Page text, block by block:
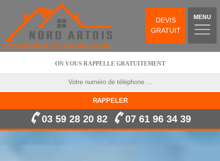
DEVIS
GRATUIT
MENU
ON VOUS RAPPELLE GRATUITEMENT
03 59 28 20 82 07 61 96 34 39